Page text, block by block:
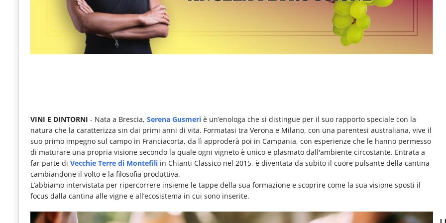
comparto
VINI E DINTORNI - Nata a Brescia, Serena Gusmeri è un’enologa che si distingue per il suo rapporto speciale con la
natura che la caratterizza sin dai primi anni di vita. Formatasi tra Verona e Milano, con una parentesi australiana, vive il
suo primo impegno sul campo in Franciacorta, da lì approderà poi in Campania, con esperienze che le hanno permesso
di maturare una propria visione secondo la quale ogni vigneto è unico e plasmato dall'ambiente circostante. Entrata a
far parte di Vecchie Terre di Montefili in Chianti Classico nel 2015, è diventata da subito il cuore pulsante della cantina
cambiandone il volto e la filosofia produttiva.
L’abbiamo intervistata per ripercorrere insieme le tappe della sua formazione e scoprire come la sua visione sposti il
focus dalla cantina alle vigne e all’ecosistema in cui sono inserite.